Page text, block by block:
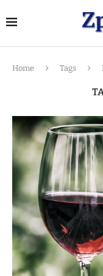
Home Tags